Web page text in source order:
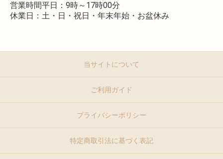
営業時間平日：9時～17時00分
休業日：土・日・祝日・年末年始・お盆休み
当サイトについて
ご利用ガイド
プライバシーポリシー
特定商取引法に基づく表記